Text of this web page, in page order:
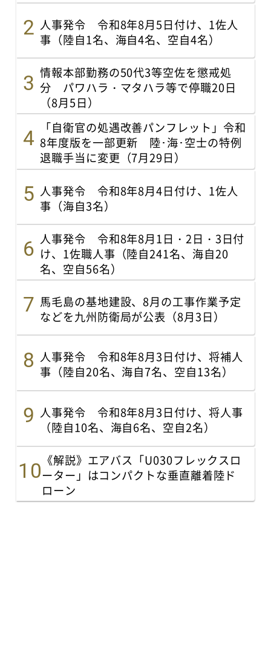
人事発令 令和8年8月5日付け、1佐人
事（陸自1名、海自4名、空自4名）
情報本部勤務の50代3等空佐を懲戒処
分 パワハラ・マタハラ等で停職20日
（8月5日）
「自衛官の処遇改善パンフレット」令和
8年度版を一部更新 陸･海･空士の特例
退職手当に変更（7月29日）
人事発令 令和8年8月4日付け、1佐人
事（海自3名）
人事発令 令和8年8月1日・2日・3日付
け、1佐職人事（陸自241名、海自20
名、空自56名）
馬毛島の基地建設、8月の工事作業予定
などを九州防衛局が公表（8月3日）
人事発令 令和8年8月3日付け、将補人
事（陸自20名、海自7名、空自13名）
人事発令 令和8年8月3日付け、将人事
（陸自10名、海自6名、空自2名）
《解説》エアバス「U030フレックスロ
ーター」はコンパクトな垂直離着陸ド
ローン